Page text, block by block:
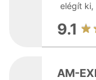
elégít ki,
9.1
AM-